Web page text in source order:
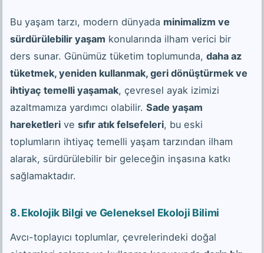
Bu yaşam tarzı, modern dünyada minimalizm ve
sürdürülebilir yaşam konularında ilham verici bir
ders sunar. Günümüz tüketim toplumunda, daha az
tüketmek, yeniden kullanmak, geri dönüştürmek ve
ihtiyaç temelli yaşamak, çevresel ayak izimizi
azaltmamıza yardımcı olabilir. Sade yaşam
hareketleri ve sıfır atık felsefeleri, bu eski
toplumların ihtiyaç temelli yaşam tarzından ilham
alarak, sürdürülebilir bir geleceğin inşasına katkı
sağlamaktadır.
8. Ekolojik Bilgi ve Geleneksel Ekoloji Bilimi
Avcı-toplayıcı toplumlar, çevrelerindeki doğal